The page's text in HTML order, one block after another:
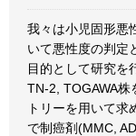
我々は小児固形悪
いて悪性度の判定
目的として研究を
TN-2, TOGAWA株
トリーを用いて
で制癌剤(MMC,